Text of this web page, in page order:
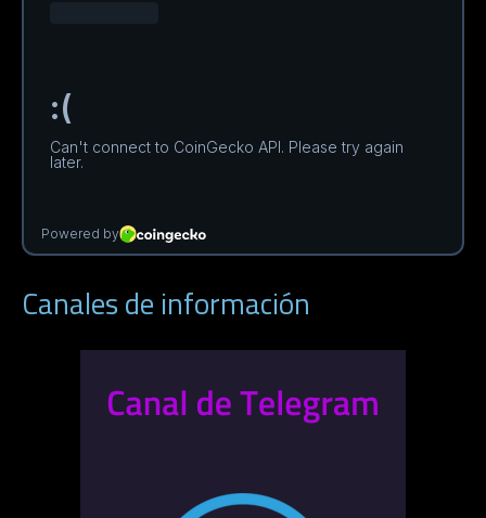
Canales de información